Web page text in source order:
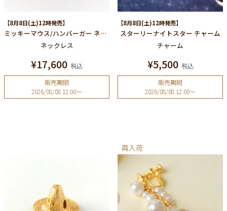
【8月8日(土)12時発売】
ミッキーマウス/ハンバーガー ネックレス
ネックレス
¥17,600 税込
販売期間
2026/08/08 12:00〜
【8月8日(土)12時発売】
スターリーナイトスター チャーム
チャーム
¥5,500 税込
販売期間
2026/08/08 12:00〜
再入荷